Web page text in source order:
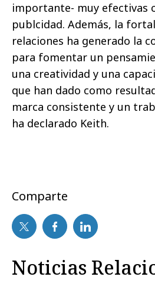
importante- muy efectivas
publcidad. Además, la
relaciones ha generado la
para fomentar un
una creatividad y una
que han dado como
marca consistente y un
ha declarado Keith.
Comparte
Noticias